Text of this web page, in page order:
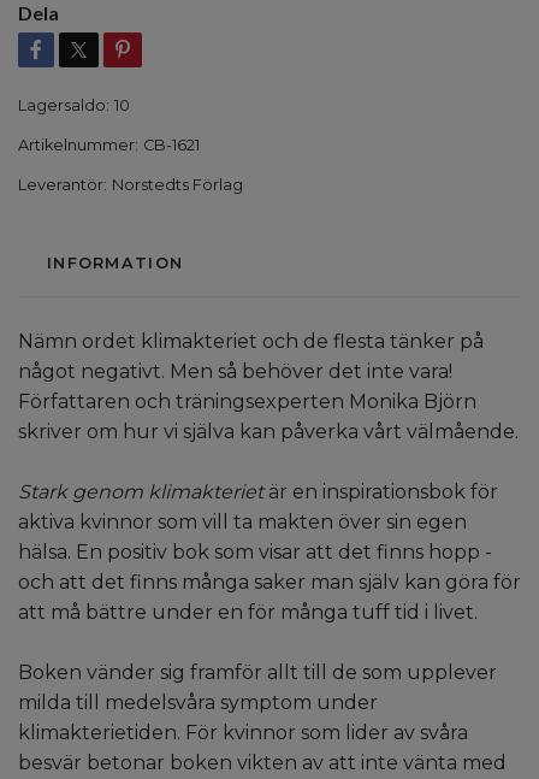
Dela
Lagersaldo: 10
Artikelnummer: CB-1621
Leverantör: Norstedts Förlag
INFORMATION
Nämn ordet klimakteriet och de flesta tänker på
något negativt. Men så behöver det inte vara!
Författaren och träningsexperten Monika Björn
skriver om hur vi själva kan påverka vårt välmående.
Stark genom klimakterietär en inspirationsbok för
aktiva kvinnor som vill ta makten över sin egen
hälsa. En positiv bok som visar att det finns hopp -
och att det finns många saker man själv kan göra för
att må bättre under en för många tuff tid i livet.
Boken vänder sig framför allt till de som upplever
milda till medelsvåra symptom under
klimakterietiden. För kvinnor som lider av svåra
besvär betonar boken vikten av att inte vänta med